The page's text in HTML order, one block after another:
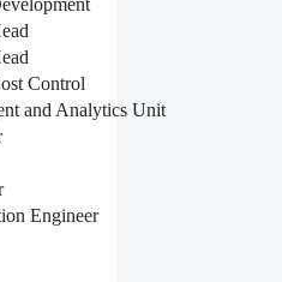
Control
and Analytics Unit
Engineer